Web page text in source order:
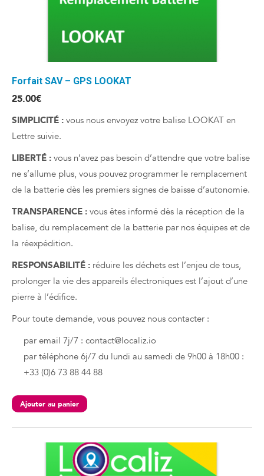
Forfait SAV – GPS LOOKAT
25.00€
SIMPLICITÉ : vous nous envoyez votre balise LOOKAT en
Lettre suivie.
LIBERTÉ : vous n’avez pas besoin d’attendre que votre balise
ne s’allume plus, vous pouvez programmer le remplacement
de la batterie dès les premiers signes de baisse d’autonomie.
TRANSPARENCE : vous êtes informé dès la réception de la
balise, du remplacement de la batterie par nos équipes et de
la réexpédition.
RESPONSABILITÉ : réduire les déchets est l’enjeu de tous,
prolonger la vie des appareils électroniques est l’ajout d’une
pierre à l’édifice.
Pour toute demande, vous pouvez nous contacter :
par email 7j/7 : contact@localiz.io
par téléphone 6j/7 du lundi au samedi de 9h00 à 18h00 :
+33 (0)6 73 88 44 88
Ajouter au panier